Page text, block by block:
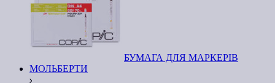
БУМАГА ДЛЯ МАРКЕРІВ
МОЛЬБЕРТИ